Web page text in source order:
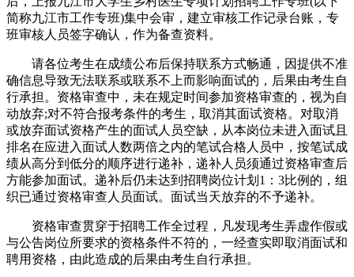
简称九江市工作专班)集中会审，建立审核工作记录台账，专
班审核人员签字确认，作为备查资料。
请各位考生在成绩公布后保持联系方式畅通，因提供不准
确信息导致无法联系或联系不上而影响面试的，后果由考生自
行承担。资格审查中，未在规定时间参加资格审查的，视为自
动放弃;对不符合报考条件的考生，取消其面试资格。对取消
或放弃面试资格产生的面试人员空缺，从本岗位未进入面试且
排名在应进入面试人数两倍之内的笔试合格人员中，按笔试成
绩从高分到低分的顺序进行递补，递补人员须通过资格审查后
方能参加面试。递补后仍未达到招聘岗位计划1：3比例的，组
织已通过资格审查人员面试。面试当天放弃的不予递补。
资格审查贯穿于招聘工作全过程，凡发现考生弄虚作假或
与公告岗位所要求的资格条件不符的，一经查实即取消面试和
聘用资格，由此造成的后果由考生自行承担。